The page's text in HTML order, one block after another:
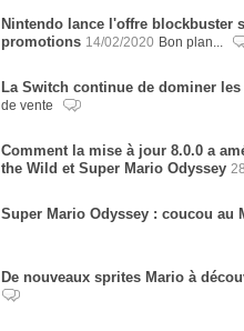
Nintendo lance l'offre blockbuster
promotions 14/02/2020 Bon plan...
La Switch continue de dominer
de vente
Comment la mise à jour 8.0.0 a
the Wild et Super Mario Odyssey
Super Mario Odyssey : coucou au
De nouveaux sprites Mario à